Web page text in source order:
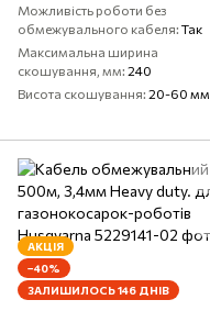
Можливість роботи без
обмежувального кабеля Так
Максимальна ширина
скошування, мм 240
Висота скошування 20-60 мм
АКЦІЯ
−40%
ЗАЛИШИЛОСЬ 146 ДНІВ